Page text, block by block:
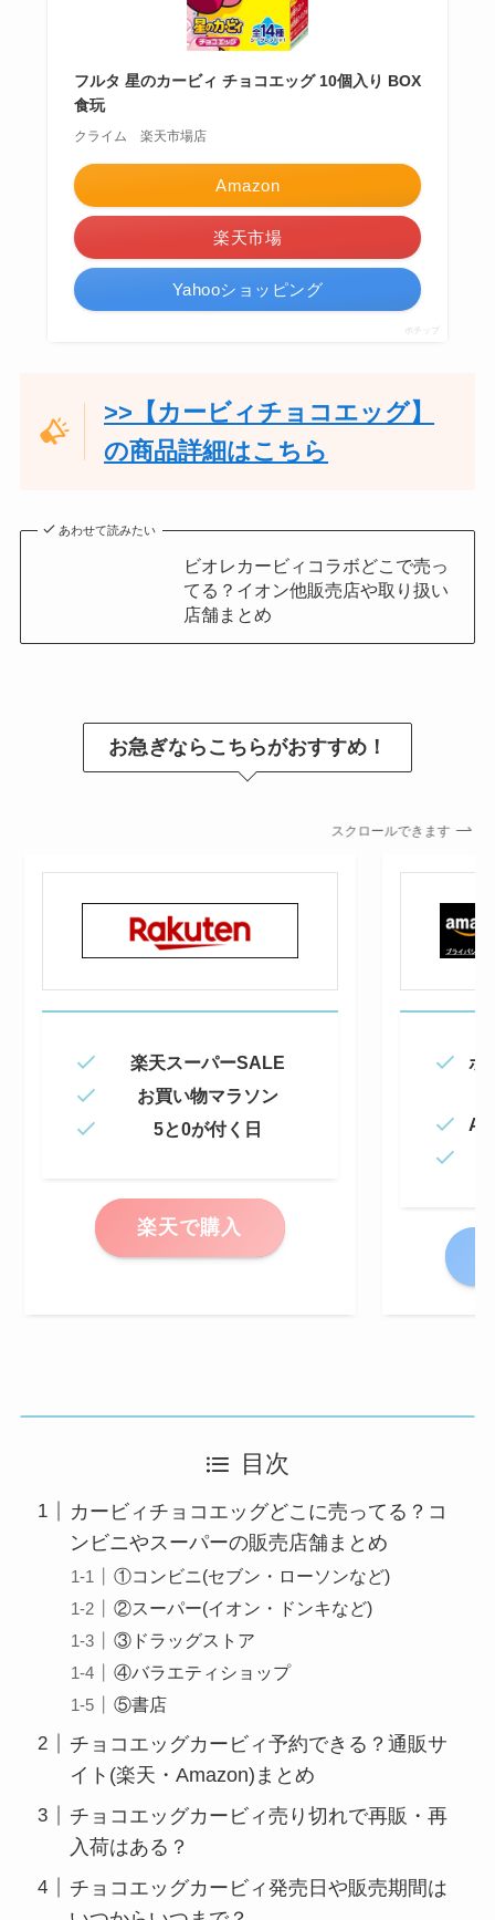
フルタ 星のカービィ チョコエッグ 10個入り BOX
食玩
クライム 楽天市場店
Amazon
楽天市場
Yahooショッピング
ポチップ
>>【カービィチョコエッグ】
の商品詳細はこちら
あわせて読みたい
ビオレカービィコラボどこで売っ
てる？イオン他販売店や取り扱い
店舗まとめ
お急ぎならこちらがおすすめ！
スクロールできます
楽天スーパーSALE
お買い物マラソン
5と0が付く日
楽天で購入
ポ
目次
カービィチョコエッグどこに売ってる？コ
ンビニやスーパーの販売店舗まとめ
①コンビニ(セブン・ローソンなど)
②スーパー(イオン・ドンキなど)
③ドラッグストア
④バラエティショップ
⑤書店
チョコエッグカービィ予約できる？通販サ
イト(楽天・Amazon)まとめ
チョコエッグカービィ売り切れで再販・再
入荷はある？
チョコエッグカービィ発売日や販売期間は